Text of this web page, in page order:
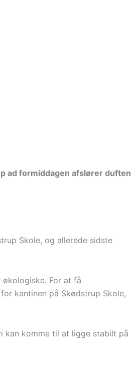
ad formiddagen afslører duften
Skole, og allerede sidste
For at få
kantinen på Skødstrup Skole,
kan komme til at ligge stabilt på